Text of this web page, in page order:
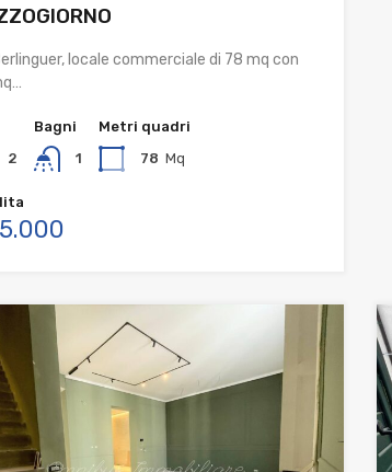
locale commerciale di 78 mq con
2
Bagni
1
Metri quadri
78 Mq